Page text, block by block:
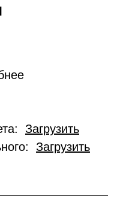
Загрузить
Загрузить